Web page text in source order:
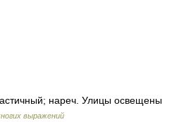
нареч. Улицы освещены
выражений